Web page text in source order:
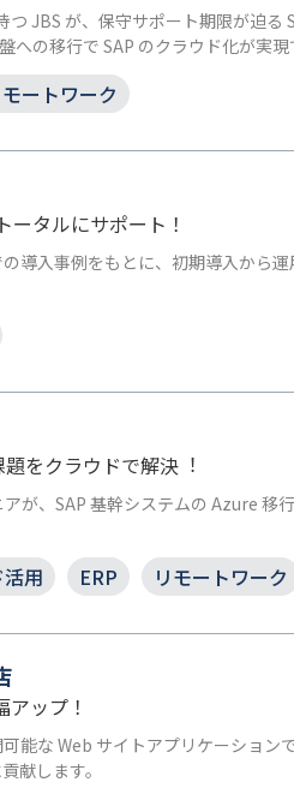
JBS が、保守サポート期限が迫る
の移行で SAP のクラウド化が実現
モートワーク
タルにサポート！
導入事例をもとに、初期導入から
をクラウドで解決︕
が、SAP 基幹システムの Azure 移
用 ERP リモートワーク
ップ！
能な Web サイトアプリケーショ
献します。